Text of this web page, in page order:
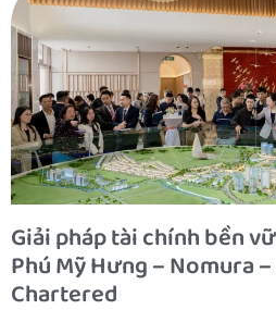
Giải pháp tài chính bền
Phú Mỹ Hưng – Nomura
Chartered